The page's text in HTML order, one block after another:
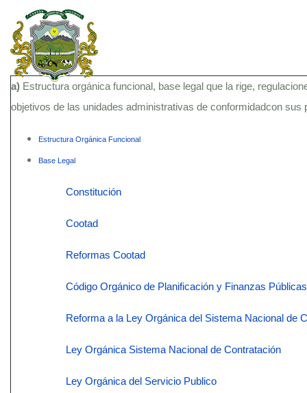
a) Estructura orgánica funcional, base legal que la rige,
objetivos de las unidades administrativas de conformidadcon sus
Estructura Orgánica Funcional
Base Legal
Constitución
Cootad
Reformas Cootad
Código Orgánico de Planificación y Finanzas Públicas
Reforma a la Ley Orgánica del Sistema Nacional de
Ley Orgánica Sistema Nacional de Contratación
Ley Orgánica del Servicio Publico